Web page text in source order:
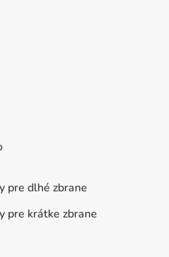
pre dlhé zbrane
pre krátke zbrane